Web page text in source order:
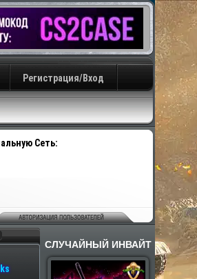
Регистрация/Вход
Сеть:
СЛУЧАЙНЫЙ ИНВАЙТ